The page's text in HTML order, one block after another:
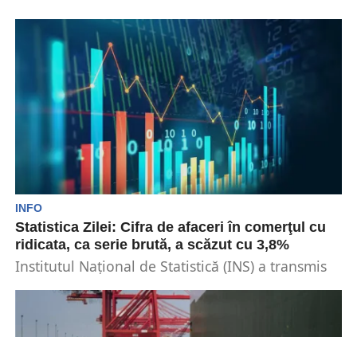
inginerie și tehnologie listat pe Piața Principală
INFO
Statistica Zilei: Cifra de afaceri în comerţul cu
ridicata, ca serie brută, a scăzut cu 3,8%
Institutul Național de Statistică (INS) a transmis
afaceri în...